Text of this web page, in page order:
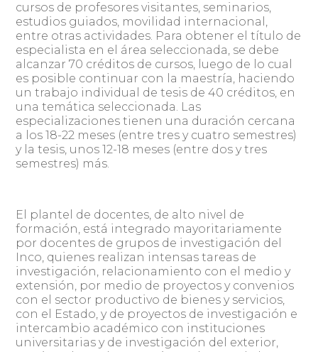
cursos de profesores visitantes, seminarios,
estudios guiados, movilidad internacional,
entre otras actividades. Para obtener el título de
especialista en el área seleccionada, se debe
alcanzar 70 créditos de cursos, luego de lo cual
es posible continuar con la maestría, haciendo
un trabajo individual de tesis de 40 créditos, en
una temática seleccionada. Las
especializaciones tienen una duración cercana
a los 18-22 meses (entre tres y cuatro semestres)
y la tesis, unos 12-18 meses (entre dos y tres
semestres) más.
El plantel de docentes, de alto nivel de
formación, está integrado mayoritariamente
por docentes de grupos de investigación del
Inco, quienes realizan intensas tareas de
investigación, relacionamiento con el medio y
extensión, por medio de proyectos y convenios
con el sector productivo de bienes y servicios,
con el Estado, y de proyectos de investigación e
intercambio académico con instituciones
universitarias y de investigación del exterior,